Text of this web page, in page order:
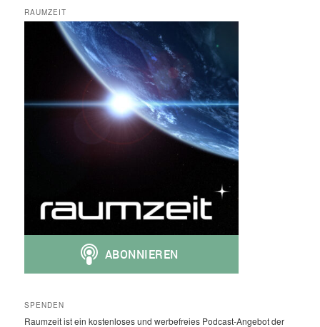
RAUMZEIT
SPENDEN
Raumzeit ist ein kostenloses und werbefreies Podcast-Angebot der